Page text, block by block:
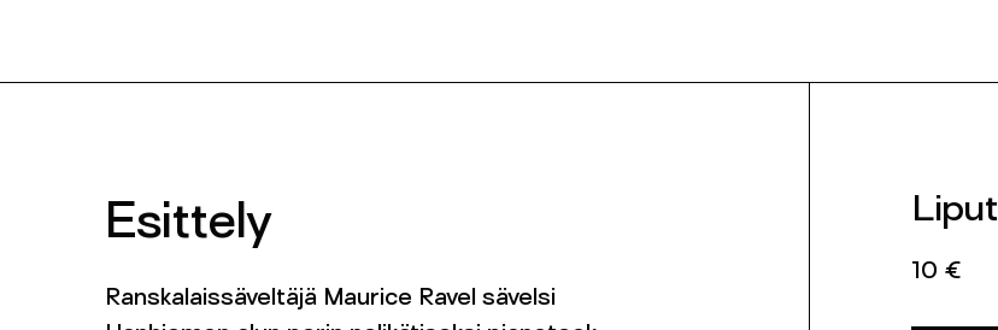
Esittely
Ranskalaissäveltäjä Maurice Ravel sävelsi
Liput
10 €